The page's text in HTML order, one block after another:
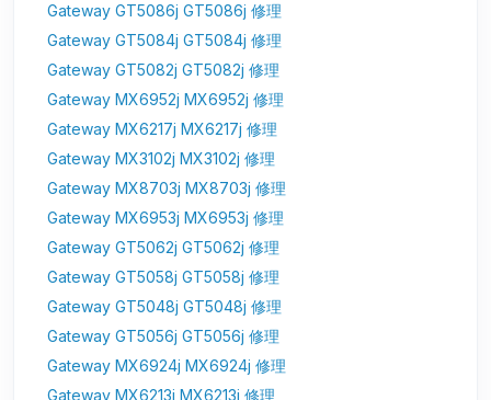
Gateway GT5086j GT5086j 修理
Gateway GT5084j GT5084j 修理
Gateway GT5082j GT5082j 修理
Gateway MX6952j MX6952j 修理
Gateway MX6217j MX6217j 修理
Gateway MX3102j MX3102j 修理
Gateway MX8703j MX8703j 修理
Gateway MX6953j MX6953j 修理
Gateway GT5062j GT5062j 修理
Gateway GT5058j GT5058j 修理
Gateway GT5048j GT5048j 修理
Gateway GT5056j GT5056j 修理
Gateway MX6924j MX6924j 修理
Gateway MX6213j MX6213j 修理